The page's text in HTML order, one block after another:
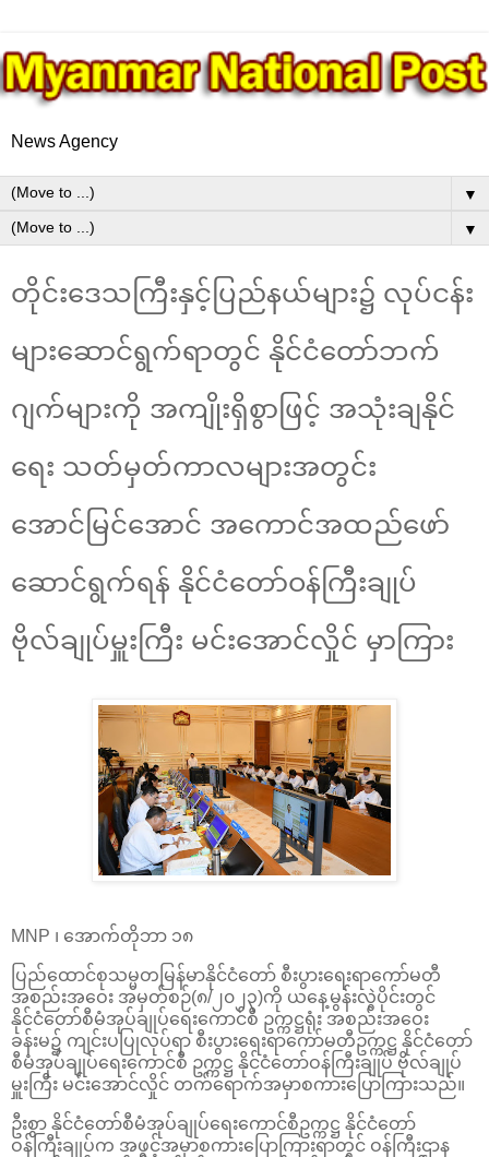
News Agency
▼
▼
တိုင်းဒေသကြီးနှင့်ပြည်နယ်များ၌ လုပ်ငန်း
များဆောင်ရွက်ရာတွင် နိုင်ငံတော်ဘက်
ဂျက်များကို အကျိုးရှိစွာဖြင့် အသုံးချနိုင်
ရေး သတ်မှတ်ကာလများအတွင်း
အောင်မြင်အောင် အကောင်အထည်ဖော်
ဆောင်ရွက်ရန် နိုင်ငံတော်ဝန်ကြီးချုပ်
ဗိုလ်ချုပ်မှူးကြီး မင်းအောင်လှိုင် မှာကြား
MNP ၊ အောက်တိုဘာ ၁၈
ပြည်ထောင်စုသမ္မတမြန်မာနိုင်ငံတော် စီးပွားရေးရာကော်မတီ
အစည်းအဝေး အမှတ်စဉ်(၈/၂၀၂၃)ကို ယနေ့မွန်းလွဲပိုင်းတွင်
နိုင်ငံတော်စီမံအုပ်ချုပ်ရေးကောင်စီ ဥက္ကဋ္ဌရုံး အစည်းအဝေး
ခန်းမ၌ ကျင်းပပြုလုပ်ရာ စီးပွားရေးရာကော်မတီဥက္ကဋ္ဌ နိုင်ငံတော်
စီမံအုပ်ချုပ်ရေးကောင်စီ ဥက္ကဋ္ဌ နိုင်ငံတော်ဝန်ကြီးချုပ် ဗိုလ်ချုပ်
မှူးကြီး မင်းအောင်လှိုင် တက်ရောက်အမှာစကားပြောကြားသည်။
ဦးစွာ နိုင်ငံတော်စီမံအုပ်ချုပ်ရေးကောင်စီဥက္ကဋ္ဌ နိုင်ငံတော်
ဝန်ကြီးချုပ်က အဖွင့်အမှာစကားပြောကြားရာတွင် ဝန်ကြီးဌာန